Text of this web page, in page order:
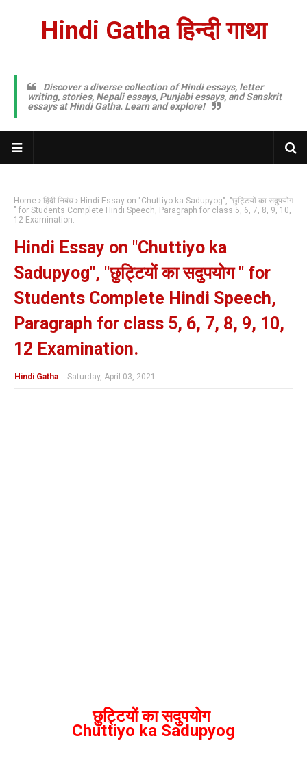
Hindi Gatha हिन्दी गाथा
Discover a diverse collection of Hindi essays, letter
writing, stories, Nepali essays, Punjabi essays, and Sanskrit
essays at Hindi Gatha. Learn and explore!
Home हिंदी निबंध
Hindi Essay on "Chuttiyo ka Sadupyog", "छुट्टियों का सदुपयोग
" for Students Complete Hindi Speech, Paragraph for class 5, 6, 7, 8, 9, 10,
12 Examination.
Hindi Essay on "Chuttiyo ka
Sadupyog", "छुट्टियों का सदुपयोग " for
Students Complete Hindi Speech,
Paragraph for class 5, 6, 7, 8, 9, 10,
12 Examination.
Hindi Gatha - Saturday, April 03, 2021
छुट्टियों का सदुपयोग
Chuttiyo ka Sadupyog